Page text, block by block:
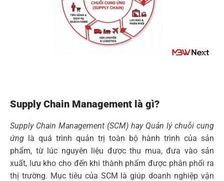
Supply Chain Management là gì?
Supply Chain Management (SCM) hay Quản lý chuỗi cung
ứng là quá trình quản trị toàn bộ hành trình của sản
phẩm, từ lúc nguyên liệu được thu mua, đưa vào sản
xuất, lưu kho cho đến khi thành phẩm được phân phối ra
thị trường. Mục tiêu của SCM là giúp doanh nghiệp vận